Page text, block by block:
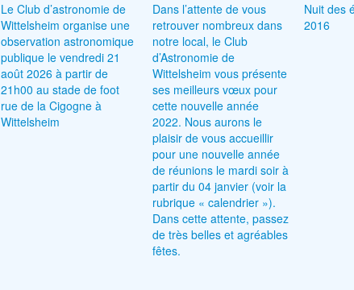
Le Club d’astronomie de
Wittelsheim organise une
observation astronomique
publique le vendredi 21
août 2026 à partir de
21h00 au stade de foot
rue de la Cigogne à
Wittelsheim
Dans l’attente de vous
retrouver nombreux dans
notre local, le Club
d’Astronomie de
Wittelsheim vous présente
ses meilleurs vœux pour
cette nouvelle année
2022. Nous aurons le
plaisir de vous accueillir
pour une nouvelle année
de réunions le mardi soir à
partir du 04 janvier (voir la
rubrique « calendrier »).
Dans cette attente, passez
de très belles et agréables
fêtes.
Nuit des
2016